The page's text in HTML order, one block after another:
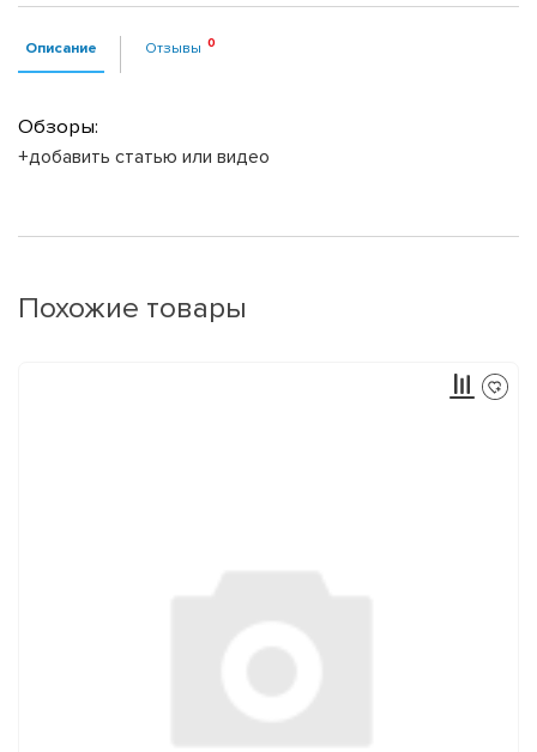
Описание Отзывы
Обзоры:
+добавить статью или видео
Похожие товары